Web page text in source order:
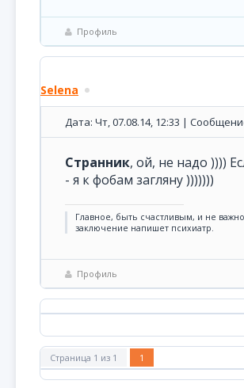
Профиль
Selena
Дата: Чт, 07.08.14, 12:33 |
Странник, ой, не надо ))))
- я к фобам загляну )))))))
Главное, быть счастливым, и не
заключение напишет психиатр.
Профиль
Страница 1 из 1 1